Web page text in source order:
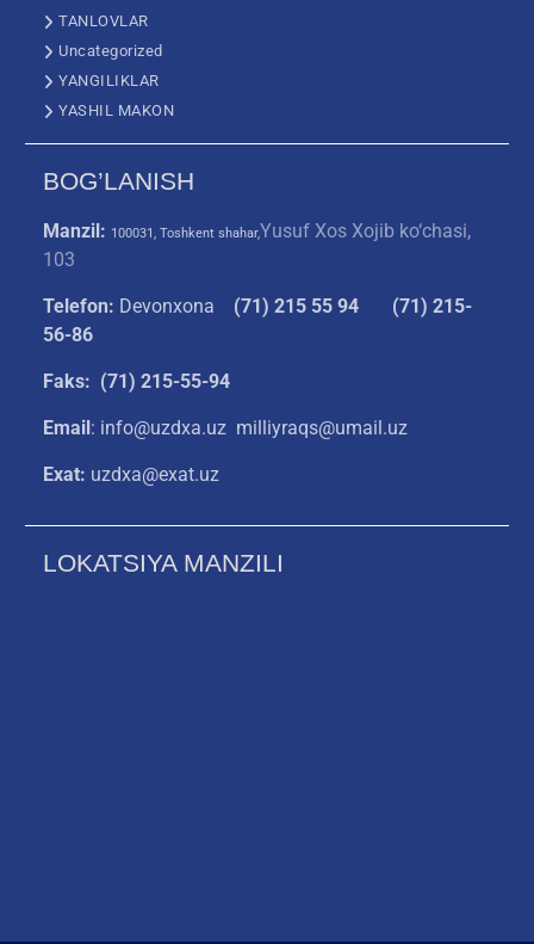
TANLOVLAR
Uncategorized
YANGILIKLAR
YASHIL MAKON
BOG’LANISH
Manzil: 100031, Toshkent shahar,Yusuf Xos Xojib ko‘chasi,
103
Telefon: Devonxona (71) 215 55 94
(71) 215-
56-86
Faks: (71) 215-55-94
Email: info@uzdxa.uz milliyraqs@umail.uz
Exat: uzdxa@exat.uz
LOKATSIYA MANZILI